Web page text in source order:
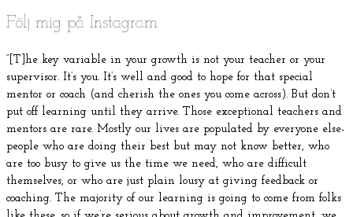
Följ mig på Instagram
“[T]he key variable in your growth is not your teacher or your
supervisor. It’s you. It’s well and good to hope for that special
mentor or coach (and cherish the ones you come across). But don’t
put off learning until they arrive. Those exceptional teachers and
mentors are rare. Mostly our lives are populated by everyone else-
people who are doing their best but may not know better, who
are too busy to give us the time we need, who are difficult
themselves, or who are just plain lousy at giving feedback or
coaching. The majority of our learning is going to come from folks